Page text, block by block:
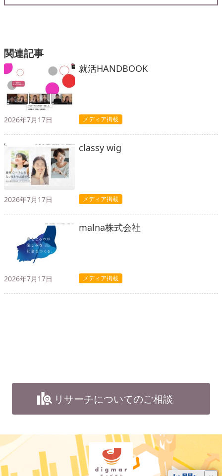
関連記事
就活HANDBOOK
2026年7月17日 メディア掲載
classy wig
2026年7月17日 メディア掲載
malna株式会社
2026年7月17日 メディア掲載
リサーチについてのご相談